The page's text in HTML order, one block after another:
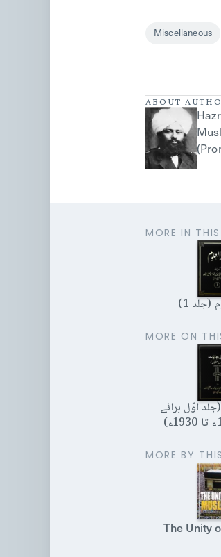
Miscellaneous
ABOUT
MORE IN THIS
(جلد 1)
MORE ON
اوّل برائے
MORE BY
The Unity